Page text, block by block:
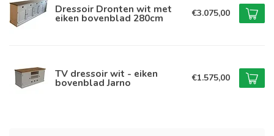
Dressoir Dronten wit met
eiken bovenblad 280cm €3.075,00
TV dressoir wit - eiken
bovenblad Jarno €1.575,00